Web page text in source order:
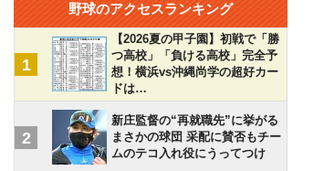
野球のアクセスランキング
1
【2026夏の甲子園】初戦で「勝
つ高校」「負ける高校」完全予
想！横浜vs沖縄尚学の超好カー
ドは…
2
新庄監督の“再就職先”に挙がる
まさかの球団 采配に賛否もチー
ムのテコ入れ役にうってつけ